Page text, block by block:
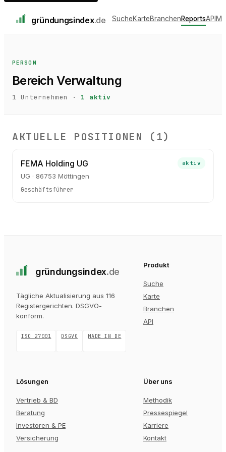
gründungsindex.de SucheKarteBranchenReportsAPI
PERSON
Bereich Verwaltung
1 Unternehmen · 1 aktiv
AKTUELLE POSITIONEN ( 1)
FEMA Holding UG
UG · 86753 Möttingen
aktiv
Geschäftsführer
gründungsindex.de
Tägliche Aktualisierung aus 116
Registergerichten. DSGVO-
konform.
ISO 27001 DSGVO MADE IN DE
Produkt
Suche
Karte
Branchen
API
Lösungen
Vertrieb & BD
Beratung
Investoren & PE
Versicherung
Über uns
Methodik
Pressespiegel
Karriere
Kontakt